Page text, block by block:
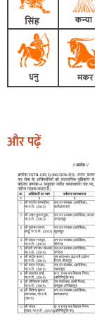
और पढ़ें